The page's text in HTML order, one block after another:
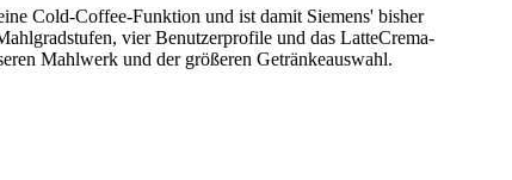
Cold-Coffee-Funktion und ist damit Siemens' bisher
vier Benutzerprofile und das LatteCrema-
Mahlwerk und der größeren Getränkeauswahl.